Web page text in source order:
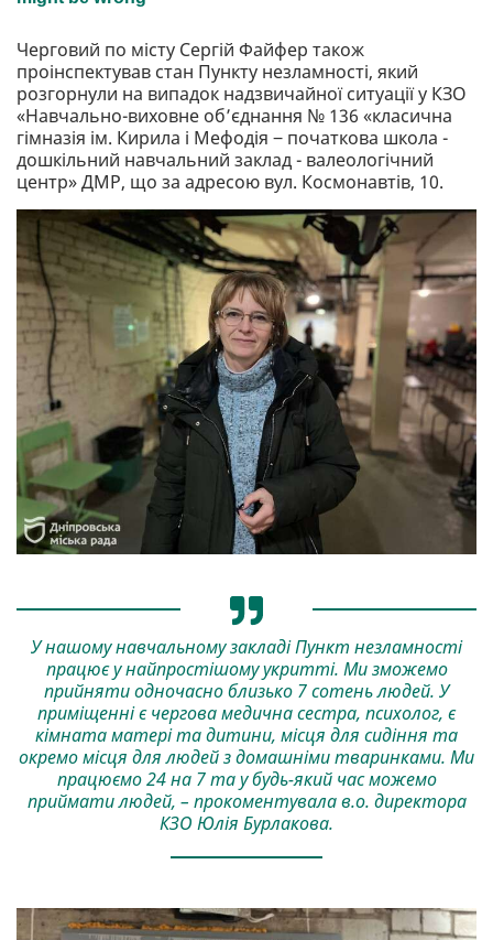
Черговий по місту Сергій Файфер також
проінспектував стан Пункту незламності, який
розгорнули на випадок надзвичайної ситуації у КЗО
«Навчально-виховне об’єднання № 136 «класична
гімназія ім. Кирила і Мефодія ‒ початкова школа -
дошкільний навчальний заклад - валеологічний
центр» ДМР, що за адресою вул. Космонавтів, 10.
У нашому навчальному закладі Пункт незламності
працює у найпростішому укритті. Ми зможемо
прийняти одночасно близько 7 сотень людей. У
приміщенні є чергова медична сестра, психолог, є
кімната матері та дитини, місця для сидіння та
окремо місця для людей з домашніми тваринками. Ми
працюємо 24 на 7 та у будь-який час можемо
приймати людей, – прокоментувала в.о. директора
КЗО Юлія Бурлакова.